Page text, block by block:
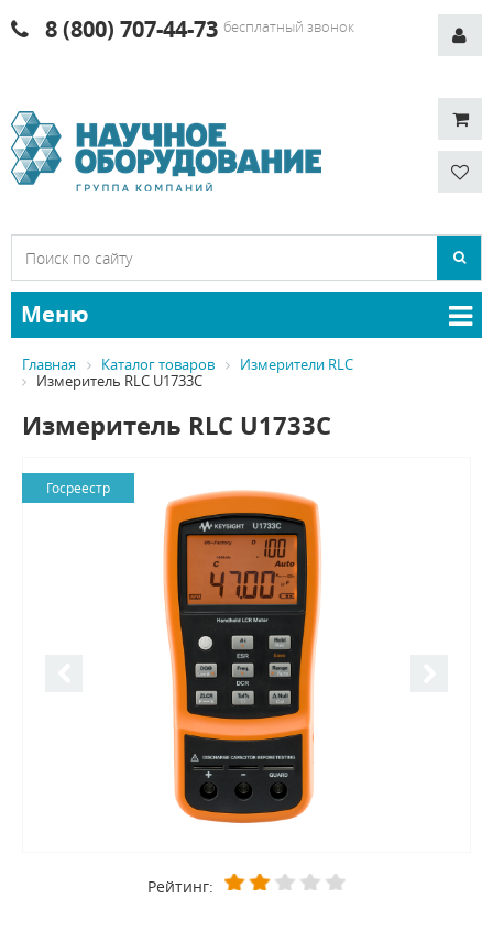
8 (800) 707-44-73 бесплатный звонок
Меню
Главная Каталог товаров
Измерители RLC
Измеритель RLC U1733C
Измеритель RLC U1733C
Госреестр
Рейтинг: